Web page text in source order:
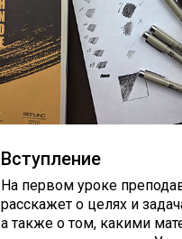
Вступление
На первом уроке
расскажет о целях и
а также о том, какими